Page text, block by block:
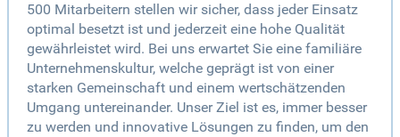
500 Mitarbeitern stellen wir sicher, dass jeder Einsatz
optimal besetzt ist und jederzeit eine hohe Qualität
gewährleistet wird. Bei uns erwartet Sie eine familiäre
Unternehmenskultur, welche geprägt ist von einer
starken Gemeinschaft und einem wertschätzenden
Umgang untereinander. Unser Ziel ist es, immer besser
zu werden und innovative Lösungen zu finden, um den